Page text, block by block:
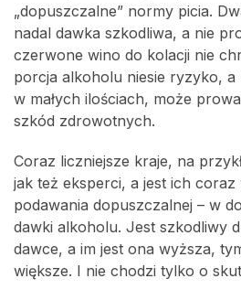
„dopuszczalne” normy picia.
nadal dawka szkodliwa, a nie
czerwone wino do kolacji nie
porcja alkoholu niesie ryzyko,
w małych ilościach, może
szkód zdrowotnych.
Coraz liczniejsze kraje, na
jak też eksperci, a jest ich
podawania dopuszczalnej – w
dawki alkoholu. Jest szkodliwy
dawce, a im jest ona wyższa,
większe. I nie chodzi tylko o